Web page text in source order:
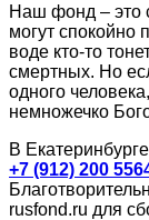
Наш фонд – это
могут спокойно
воде кто-то
смертных. Но
одного
немножечко
В
+7 (912) 200
rusfond.ru для